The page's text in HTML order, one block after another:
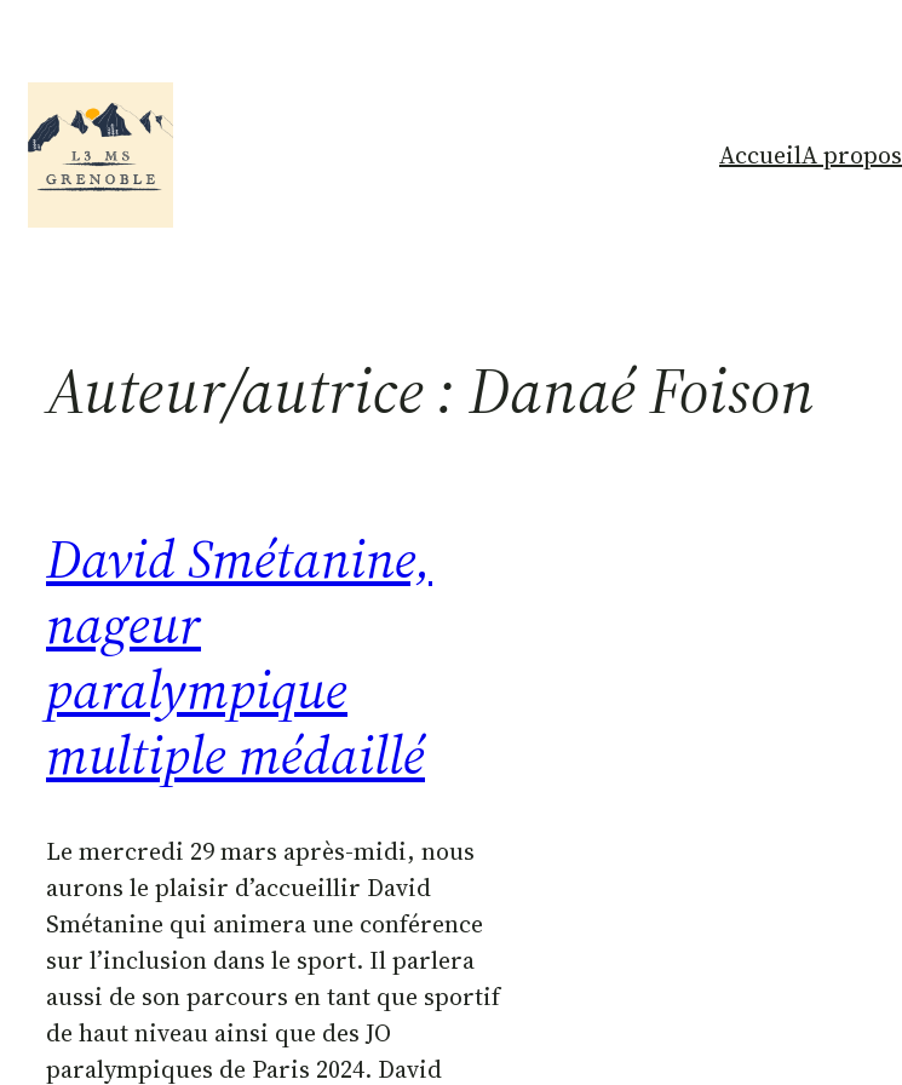
contenu
AccueilA propos
Auteur/autrice :Danaé Foison
David Smétanine,
nageur
paralympique
multiple médaillé
Le mercredi 29 mars après-midi, nous
aurons le plaisir d’accueillir David
Smétanine qui animera une conférence
sur l’inclusion dans le sport. Il parlera
aussi de son parcours en tant que sportif
de haut niveau ainsi que des JO
paralympiques de Paris 2024. David